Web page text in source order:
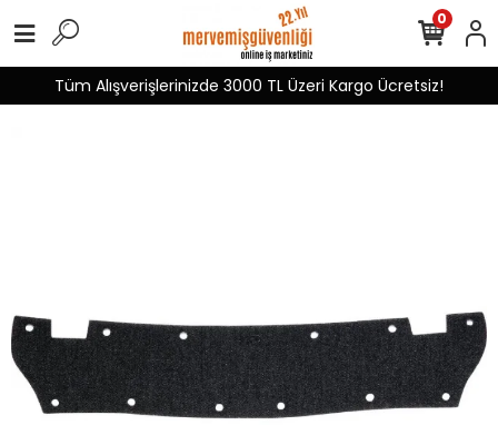
Tüm Alışverişlerinizde 3000 TL Üzeri Kargo Ücretsiz!
0